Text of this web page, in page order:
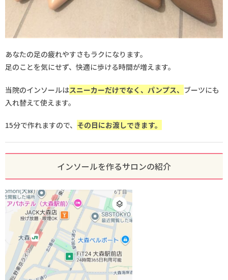
あなたの足の疲れやすさもラクになります。
足のことを気にせず、快適に歩ける時間が増えます。
当院のインソールはスニーカーだけでなく、パンプス、 ブーツにも
入れ替えて使えます。
15分で作れますので、 その日にお渡しできます。
インソールを作るサロンの紹介